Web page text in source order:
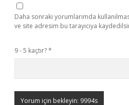
Daha sonraki yorumlarımda
ve site adresim bu tarayıcıya
9 - 5 kaçtır?*